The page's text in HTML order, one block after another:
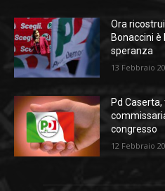
Ora
Bonaccini
speranza
13 Febbraio
Pd
congresso
12 Febbraio